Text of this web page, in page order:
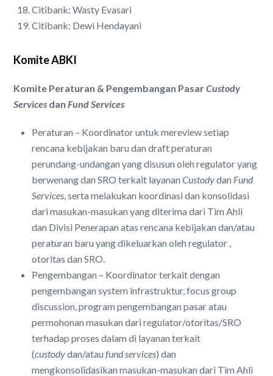
Citibank: Wasty Evasari
Citibank: Dewi Hendayani
Komite ABKI
Komite Peraturan & Pengembangan PasarCustody
Services danFund Services
Peraturan – Koordinator untuk mereview setiap
rencana kebijakan baru dan draft peraturan
perundang-undangan yang disusun oleh regulator yang
berwenang dan SRO terkait layananCustodydan Fund
Services, serta melakukan koordinasi dan konsolidasi
dari masukan-masukan yang diterima dari Tim Ahli
dan Divisi Penerapan atas rencana kebijakan dan/atau
peraturan baru yang dikeluarkan oleh regulator ,
otoritas dan SRO.
Pengembangan – Koordinator terkait dengan
pengembangan system infrastruktur, focus group
discussion, program pengembangan pasar atau
permohonan masukan dari regulator/otoritas/SRO
terhadap proses dalam di layanan terkait
(custodydan/ataufund services) dan
mengkonsolidasikan masukan-masukan dari Tim Ahli